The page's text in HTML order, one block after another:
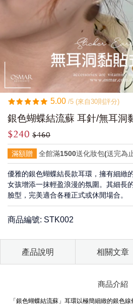
5.00 /5 (來自30則評分)
銀色蝴蝶結流蘇 耳針/無耳洞
$240 $460
滿額贈 全館滿1500送化妝包(送完為
優雅的銀色蝴蝶結長款耳環，擁有細緻
女孩增添一抹輕盈浪漫的氛圍。其細長
臉型，完美適合各種正式或休閒場合。
商品編號: STK002
產品說明 相關文章
商品介紹
「銀色蝴蝶結流蘇」耳環以極簡細緻的銀色